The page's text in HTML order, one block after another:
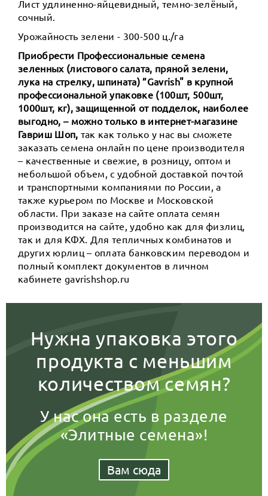
Лист удлиненно-яйцевидный, темно-зелёный,
сочный.
Урожайность зелени - 300-500 ц./га
Приобрести Профессиональные семена
зеленных (листового салата, пряной зелени,
лука на стрелку, шпината) ”Gavrish" в крупной
профессиональной упаковке (100шт, 500шт,
1000шт, кг), защищенной от подделок, наиболее
выгодно, – можно только в интернет-магазине
Гавриш Шоп, так как только у нас вы сможете
заказать семена онлайн по цене производителя
– качественные и свежие, в розницу, оптом и
небольшой объем, с удобной доставкой почтой
и транспортными компаниями по России, а
также курьером по Москве и Московской
области. При заказе на сайте оплата семян
производится на сайте, удобно как для физлиц,
так и для КФХ. Для тепличных комбинатов и
других юрлиц – оплата банковским переводом и
полный комплект документов в личном
кабинете gavrishshop.ru
Нужна упаковка этого
продукта с меньшим
количеством семян?
У нас она есть в разделе
«Элитные семена»!
Вам сюда